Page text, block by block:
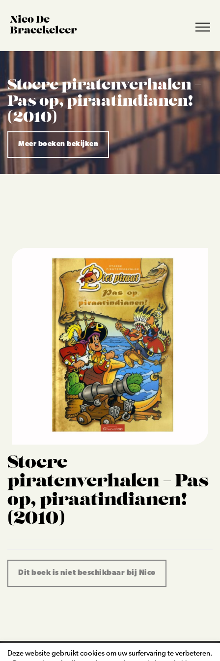
Nico De
Braeckeleer
Boeken
Strips
Scenario’s
Webshop
Lezingen
Blog
Contact
Stoere piratenverhalen –
Pas op, piraatindianen!
(2010)
Meer boeken bekijken
Stoere
piratenverhalen – Pas
op, piraatindianen!
(2010)
Dit boek is niet beschikbaar bij Nico
nico.de.braeckeleer@telenet.be
Deze website gebruikt cookies om uw surfervaring te verbeteren.